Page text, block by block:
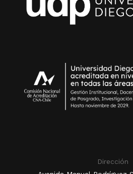
Dirección